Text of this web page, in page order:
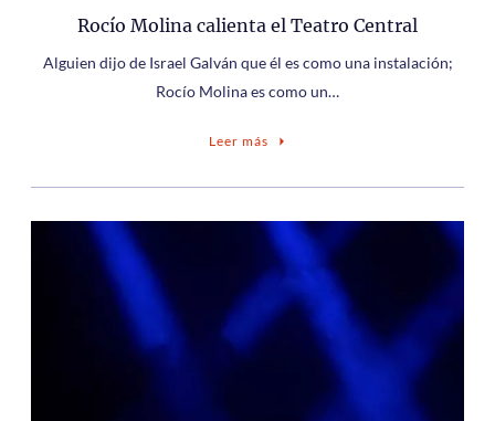
Rocío Molina calienta el Teatro Central
Alguien dijo de Israel Galván que él es como una instalación;
Rocío Molina es como un…
Leer más